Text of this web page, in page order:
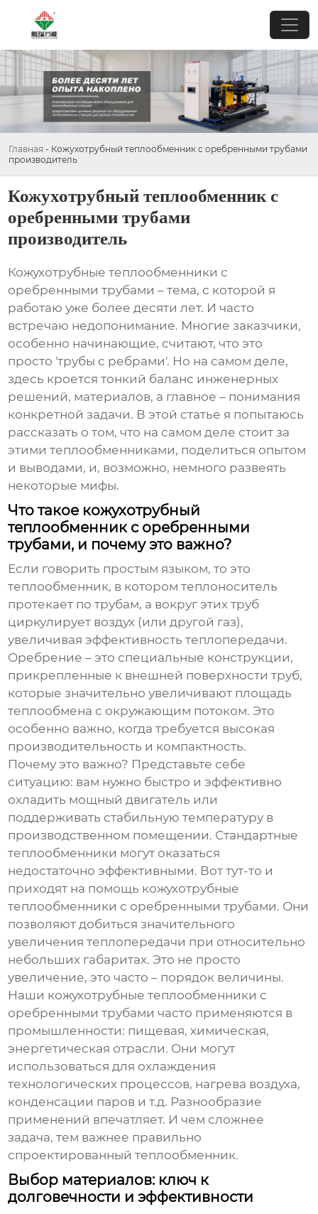
Главная - Кожухотрубный теплообменник с оребренными трубами
производитель
Кожухотрубный теплообменник с
оребренными трубами
производитель
Кожухотрубные теплообменники с
оребренными трубами – тема, с которой я
работаю уже более десяти лет. И часто
встречаю недопонимание. Многие заказчики,
особенно начинающие, считают, что это
просто 'трубы с ребрами'. Но на самом деле,
здесь кроется тонкий баланс инженерных
решений, материалов, а главное – понимания
конкретной задачи. В этой статье я попытаюсь
рассказать о том, что на самом деле стоит за
этими теплообменниками, поделиться опытом
и выводами, и, возможно, немного развеять
некоторые мифы.
Что такое кожухотрубный
теплообменник с оребренными
трубами, и почему это важно?
Если говорить простым языком, то это
теплообменник, в котором теплоноситель
протекает по трубам, а вокруг этих труб
циркулирует воздух (или другой газ),
увеличивая эффективность теплопередачи.
Оребрение – это специальные конструкции,
прикрепленные к внешней поверхности труб,
которые значительно увеличивают площадь
теплообмена с окружающим потоком. Это
особенно важно, когда требуется высокая
производительность и компактность.
Почему это важно? Представьте себе
ситуацию: вам нужно быстро и эффективно
охладить мощный двигатель или
поддерживать стабильную температуру в
производственном помещении. Стандартные
теплообменники могут оказаться
недостаточно эффективными. Вот тут-то и
приходят на помощь кожухотрубные
теплообменники с оребренными трубами. Они
позволяют добиться значительного
увеличения теплопередачи при относительно
небольших габаритах. Это не просто
увеличение, это часто – порядок величины.
Наши кожухотрубные теплообменники с
оребренными трубами часто применяются в
промышленности: пищевая, химическая,
энергетическая отрасли. Они могут
использоваться для охлаждения
технологических процессов, нагрева воздуха,
конденсации паров и т.д. Разнообразие
применений впечатляет. И чем сложнее
задача, тем важнее правильно
спроектированный теплообменник.
Выбор материалов: ключ к
долговечности и эффективности